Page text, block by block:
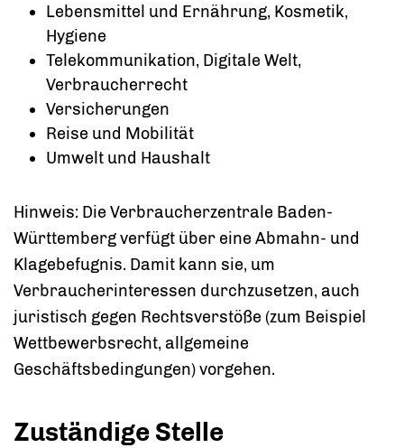
Lebensmittel und Ernährung, Kosmetik,
Hygiene
Telekommunikation, Digitale Welt,
Verbraucherrecht
Versicherungen
Reise und Mobilität
Umwelt und Haushalt
Hinweis: Die Verbraucherzentrale Baden-
Württemberg verfügt über eine Abmahn- und
Klagebefugnis. Damit kann sie, um
Verbraucherinteressen durchzusetzen, auch
juristisch gegen Rechtsverstöße (zum Beispiel
Wettbewerbsrecht, allgemeine
Geschäftsbedingungen) vorgehen.
Zuständige Stelle